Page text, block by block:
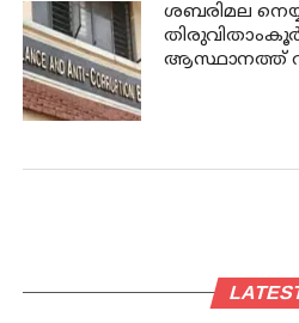
ശബരിമല
ആസ്ഥാനത്ത്